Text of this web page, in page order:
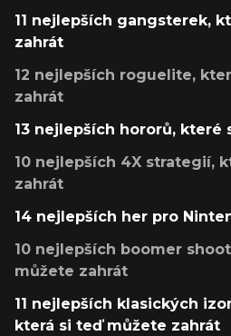
11 nejlepších gangsterek,
zahrát
12 nejlepších roguelite,
zahrát
13 nejlepších hororů, které
10 nejlepších 4X strategií,
zahrát
14 nejlepších her pro
10 nejlepších boomer
můžete zahrát
11 nejlepších klasických
která si teď můžete zahrát